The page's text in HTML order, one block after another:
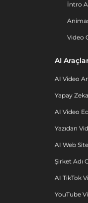
İntro
Video
AI
AI Video
Yapay
AI Video
Yazıdan
AI Web
Şirket Adı
AI TikTok
YouTube